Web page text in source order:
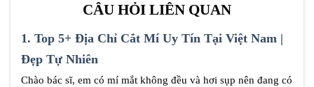
CÂU HỎI LIÊN QUAN
1. Top 5+ Địa Chỉ Cắt Mí Uy Tín Tại Việt Nam |
Đẹp Tự Nhiên
Chào bác sĩ, em có mí mắt không đều và hơi sụp nên đang có